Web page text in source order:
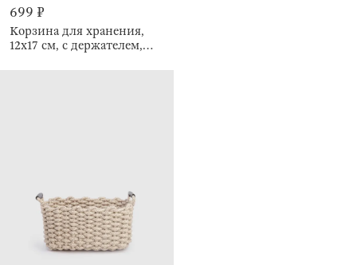
699 ₽
Корзина для хранения,
12х17 см, с держателем,